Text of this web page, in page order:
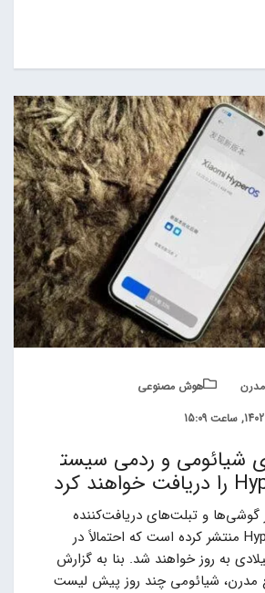
هوش مصنوعی
شیائومی و ردمی سیست
گوشی‌ها و تبلت‌های دریافت‌کننده
سیستم‌عامل HyperOS منتشر کرده است که احتمالاً در
به روز خواهند شد. بنا به گزارش
مدرن، شیائومی چند روز پیش لیست